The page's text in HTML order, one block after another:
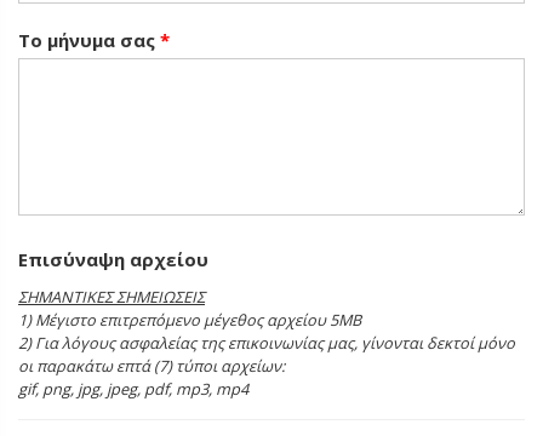
Το μήνυμα σας *
Επισύναψη αρχείου
ΣΗΜΑΝΤΙΚΕΣ ΣΗΜΕΙΩΣΕΙΣ
1) Μέγιστο επιτρεπόμενο μέγεθος αρχείου 5ΜΒ
2) Για λόγους ασφαλείας της επικοινωνίας μας, γίνονται δεκτοί μόνο
οι παρακάτω επτά (7) τύποι αρχείων:
gif, png, jpg, jpeg, pdf, mp3, mp4